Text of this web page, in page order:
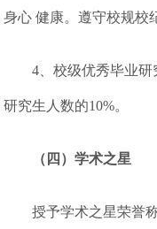
身心 健康。遵守校规校
4、校级优秀毕业
研究生人数的10%。
（四）学术之星
授予学术之星荣誉